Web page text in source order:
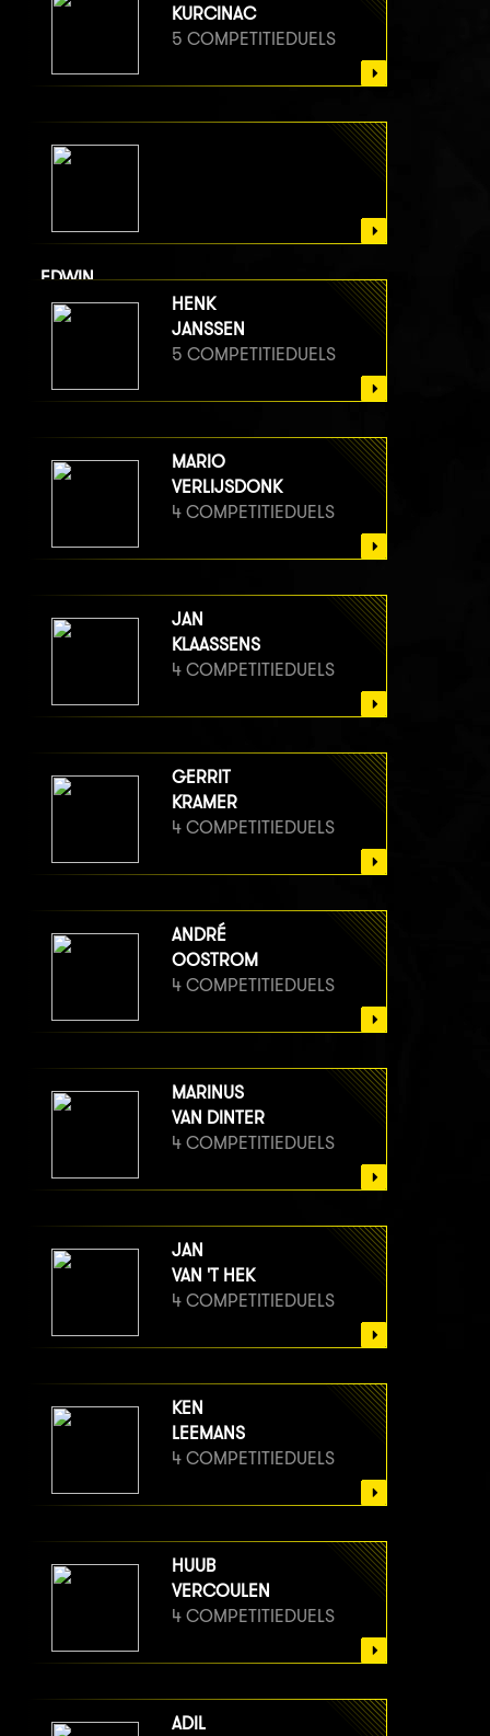
KURCINAC
5 COMPETITIEDUELS
EDWIN
VAN BERGE HENEGOUWEN
5 COMPETITIEDUELS
HENK
JANSSEN
5 COMPETITIEDUELS
MARIO
VERLIJSDONK
4 COMPETITIEDUELS
JAN
KLAASSENS
4 COMPETITIEDUELS
GERRIT
KRAMER
4 COMPETITIEDUELS
ANDRÉ
OOSTROM
4 COMPETITIEDUELS
MARINUS
VAN DINTER
4 COMPETITIEDUELS
JAN
VAN 'T HEK
4 COMPETITIEDUELS
KEN
LEEMANS
4 COMPETITIEDUELS
HUUB
VERCOULEN
4 COMPETITIEDUELS
ADIL